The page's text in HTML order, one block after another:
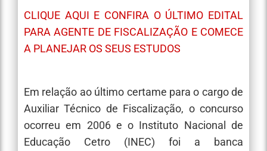
CLIQUE AQUI E CONFIRA O ÚLTIMO EDITAL
PARA AGENTE DE FISCALIZAÇÃO E COMECE
A PLANEJAR OS SEUS ESTUDOS
Em relação ao último certame para o cargo de
Auxiliar Técnico de Fiscalização, o concurso
ocorreu em 2006 e o Instituto Nacional de
Educação Cetro (INEC) foi a banca